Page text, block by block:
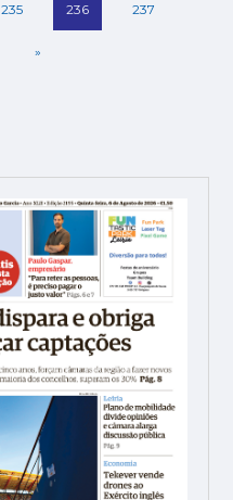
235 236 237
»